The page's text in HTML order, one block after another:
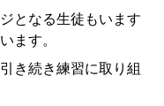
となる生徒もいます
ます。
き続き練習に取り組